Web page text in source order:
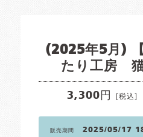
(2025年5月)
たり工房
3,300円 [税込]
販売期間 2025/05/17